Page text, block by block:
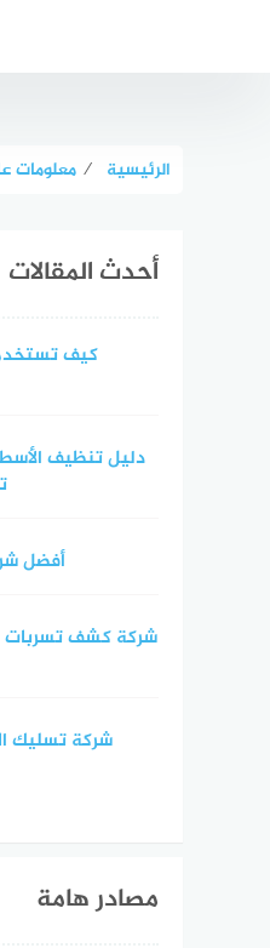
الرئيسية ⁄ معلومات
أحدث المقالات
كيف تستخدم
دليل تنظيف
أفضل
شركة كشف تسربات
شركة تسليك
مصادر هامة